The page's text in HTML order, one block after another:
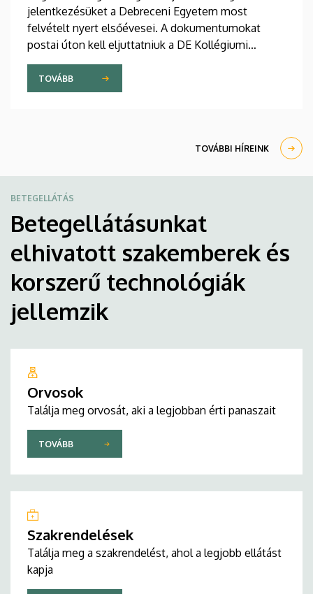
jelentkezésüket a Debreceni Egyetem most
felvételt nyert elsőévesei. A dokumentumokat
postai úton kell eljuttatniuk a DE Kollégiumi
Felvételi és Szociális Iroda címére. A kollégiumi
férőhelyekről a gólyák a Kollégiumi Felvételi és
Szociális Bizottság döntését követően, augusztus
TOVÁBB
TOVÁBBI HÍREINK
BETEGELLÁTÁS
Betegellátásunkat
elhivatott szakemberek és
korszerű technológiák
jellemzik
Orvosok
Találja meg orvosát, aki a legjobban érti panaszait
TOVÁBB
Szakrendelések
Találja meg a szakrendelést, ahol a legjobb ellátást
kapja